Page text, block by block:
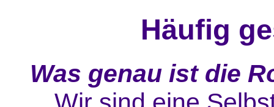
Häufig
Was genau ist die